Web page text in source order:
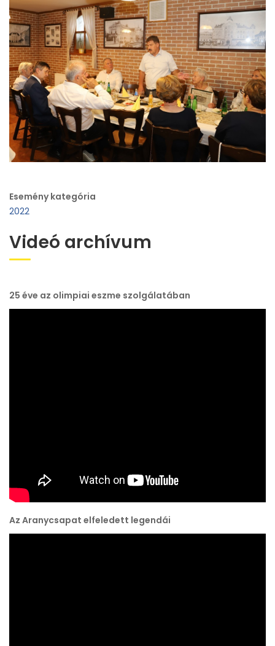
Esemény kategória
2022
Videó archívum
25 éve az olimpiai eszme szolgálatában
Az Aranycsapat elfeledett legendái